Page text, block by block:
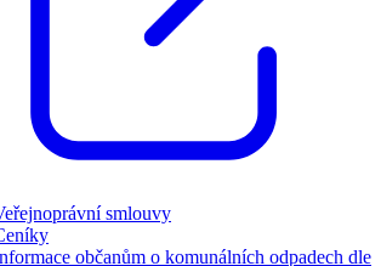
smlouvy
občanům o komunálních odpadech dle